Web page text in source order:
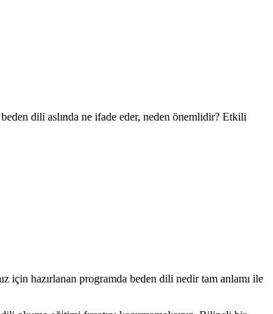
dili aslında ne ifade eder, neden önemlidir? Etkili
için hazırlanan programda beden dili nedir tam anlamı ile